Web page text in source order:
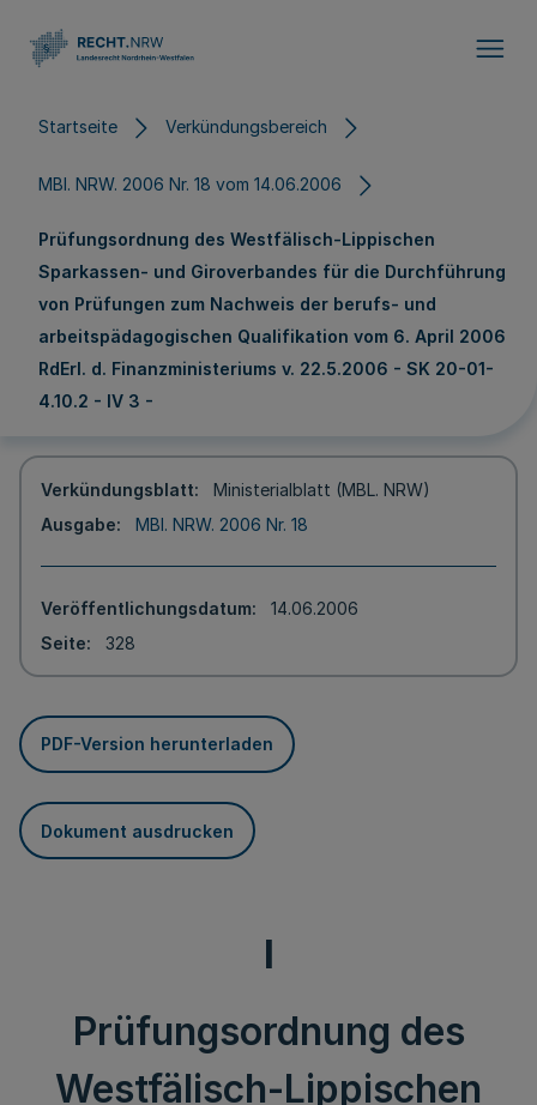
Startseite Verkündungsbereich
MBl. NRW. 2006 Nr. 18 vom 14.06.2006
Prüfungsordnung des Westfälisch-Lippischen
Sparkassen- und Giroverbandes für die Durchführung
von Prüfungen zum Nachweis der berufs- und
arbeitspädagogischen Qualifikation vom 6. April 2006
RdErl. d. Finanzministeriums v. 22.5.2006 - SK 20-01-
4.10.2 - IV 3 -
Verkündungsblatt
Ministerialblatt (MBL. NRW)
Ausgabe
MBl. NRW. 2006 Nr. 18
Veröffentlichungsdatum
14.06.2006
Seite
328
PDF-Version herunterladen
Dokument ausdrucken
I
Prüfungsordnung des
Westfälisch-Lippischen